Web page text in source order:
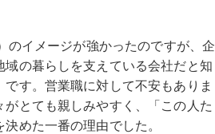
イメージが強かったのですが、企
の暮らしを支えている会社だと知
す。営業職に対して不安もありま
とても親しみやすく、「この人た
めた一番の理由でした。